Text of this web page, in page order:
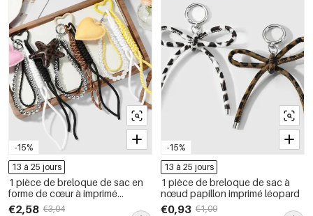
-15%
13 à 25 jours
1 pièce de breloque de sac en
forme de cœur à imprimé
léopard de couleurs mélangées
€2,58 €3,04
-15%
13 à 25 jours
1 pièce de breloque de sac à
nœud papillon imprimé léopard
€0,93 €1,09